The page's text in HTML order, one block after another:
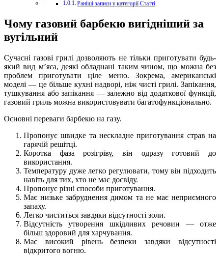
Раніші записи у категорії Статті
Чому газовий барбекю вигідніший за
вугільний
Сучасні газові грилі дозволяють не тільки приготувати будь-
який вид м’яса, деякі обладнані таким чином, що можна без
проблем приготувати ціле меню. Зокрема, американські
моделі — це більше кухні надворі, ніж чисті грилі. Запікання,
тушкування або запікання — залежно від додаткової функції,
газовий гриль можна використовувати багатофункціонально.
Основні переваги барбекю на газу.
Пропонує швидке та нескладне приготування страв на
гарячій решітці.
Коротка фаза розігріву, він одразу готовий до
використання.
Температуру дуже легко регулювати, тому він підходить
навіть для тих, хто не має досвіду.
Пропонує різні способи приготування.
Має низьке забруднення димом та не має неприємного
запаху.
Легко чиститься завдяки відсутності золи.
Відсутність утворення шкідливих речовин — отже
більш здоровий для харчування.
Має високий рівень безпеки завдяки відсутності
відкритого вогню.